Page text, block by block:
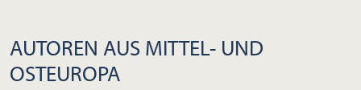
AUTOREN AUS MITTEL- UND
OSTEUROPA